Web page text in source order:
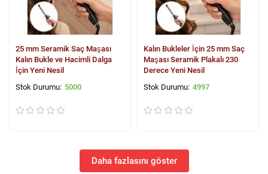
25 mm Seramik Saç Maşası
Kalın Bukle ve Hacimli Dalga
İçin Yeni Nesil
5000
Kalın Bukleler İçin 25 mm Saç
Maşası Seramik Plakalı 230
Derece Yeni Nesil
4997
Daha fazlasını göster